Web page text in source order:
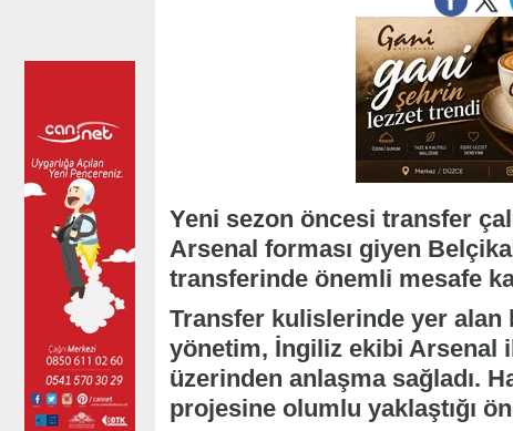
Yeni sezon öncesi transfer
Arsenal forması giyen
transferinde önemli mesafe
Transfer kulislerinde yer alan
yönetim, İngiliz ekibi Arsenal
üzerinden anlaşma sağladı.
projesine olumlu yaklaştığı